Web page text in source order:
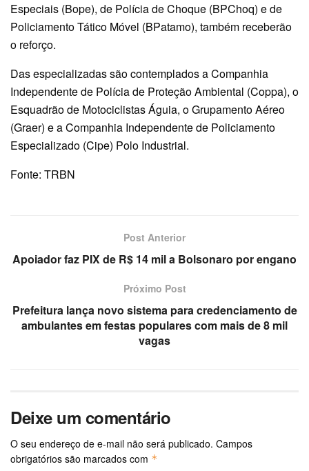
Especiais (Bope), de Polícia de Choque (BPChoq) e de
Policiamento Tático Móvel (BPatamo), também receberão
o reforço.
Das especializadas são contemplados a Companhia
Independente de Polícia de Proteção Ambiental (Coppa), o
Esquadrão de Motociclistas Águia, o Grupamento Aéreo
(Graer) e a Companhia Independente de Policiamento
Especializado (Cipe) Polo Industrial.
Fonte: TRBN
Post Anterior
Apoiador faz PIX de R$ 14 mil a Bolsonaro por engano
Próximo Post
Prefeitura lança novo sistema para credenciamento de
ambulantes em festas populares com mais de 8 mil
vagas
Deixe um comentário
O seu endereço de e-mail não será publicado. Campos
obrigatórios são marcados com *